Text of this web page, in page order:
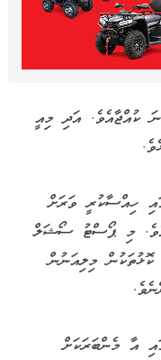
ކުއްޖާއެވެ. އަދި މިއީ
ހިއްސާކުރީ ވަރަށް
މި ޕޯސްޓު ސޯޝަލް
ކޮޅުތަކުން މިލިއަނުން
އާ މެންބަރަކަށް